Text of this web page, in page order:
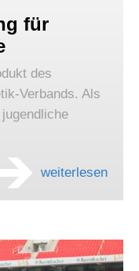
für
des
Verbands. Als
weiterlesen